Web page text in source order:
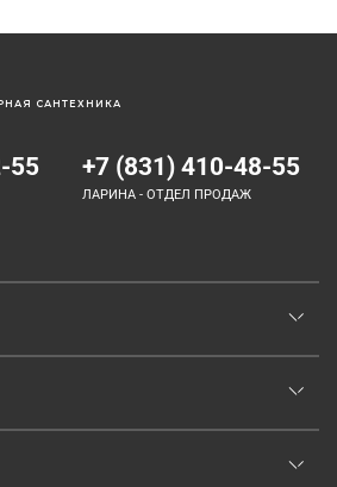
55 +7 (831) 410-48-55
ЛАРИНА - ОТДЕЛ ПРОДАЖ
САНТЕХНИКА